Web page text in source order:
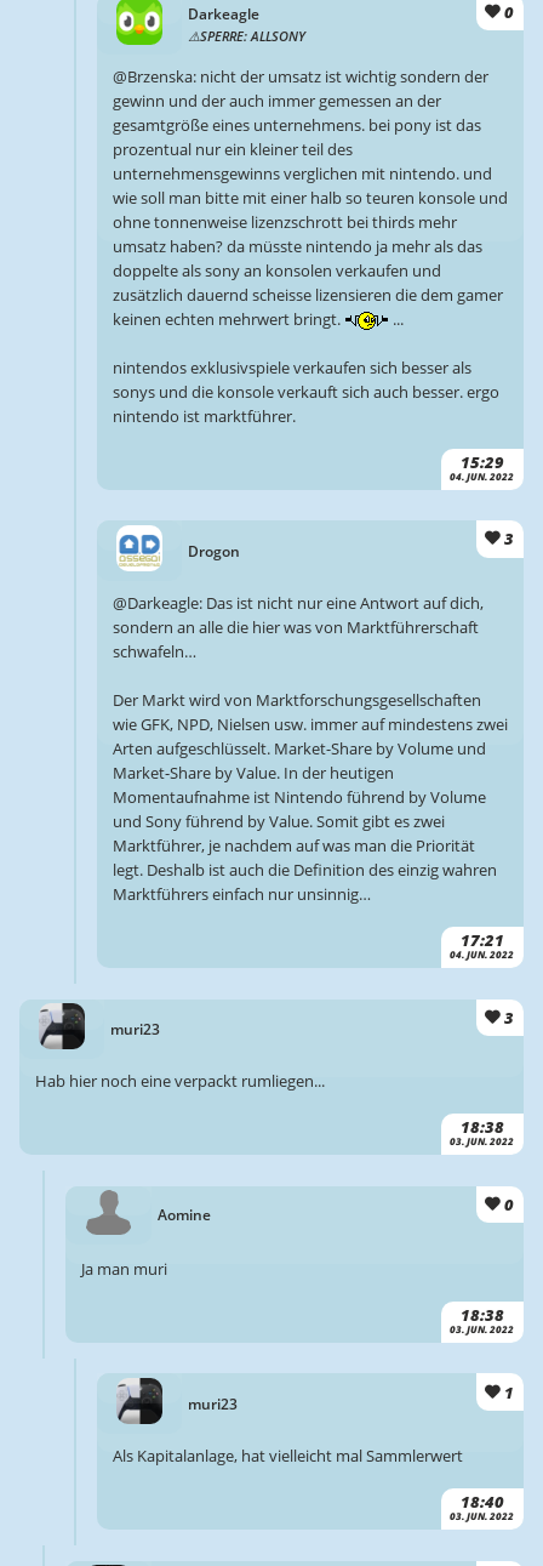
Darkeagle
SPERRE: ALLSONY
0
15:29
04. JUN. 2022
@Brzenska: nicht der umsatz ist wichtig sondern der
gewinn und der auch immer gemessen an der
gesamtgröße eines unternehmens. bei pony ist das
prozentual nur ein kleiner teil des
unternehmensgewinns verglichen mit nintendo. und
wie soll man bitte mit einer halb so teuren konsole und
ohne tonnenweise lizenzschrott bei thirds mehr
umsatz haben? da müsste nintendo ja mehr als das
doppelte als sony an konsolen verkaufen und
zusätzlich dauernd scheisse lizensieren die dem gamer
keinen echten mehrwert bringt.
...
nintendos exklusivspiele verkaufen sich besser als
sonys und die konsole verkauft sich auch besser. ergo
nintendo ist marktführer.
Drogon
3
17:21
04. JUN. 2022
@Darkeagle: Das ist nicht nur eine Antwort auf dich,
sondern an alle die hier was von Marktführerschaft
schwafeln…
Der Markt wird von Marktforschungsgesellschaften
wie GFK, NPD, Nielsen usw. immer auf mindestens zwei
Arten aufgeschlüsselt. Market-Share by Volume und
Market-Share by Value. In der heutigen
Momentaufnahme ist Nintendo führend by Volume
und Sony führend by Value. Somit gibt es zwei
Marktführer, je nachdem auf was man die Priorität
legt. Deshalb ist auch die Definition des einzig wahren
Marktführers einfach nur unsinnig…
muri23
3
18:38
03. JUN. 2022
Hab hier noch eine verpackt rumliegen...
Aomine 0
18:38
03. JUN. 2022
Ja man muri
muri23
1
18:40
03. JUN. 2022
Als Kapitalanlage, hat vielleicht mal Sammlerwert